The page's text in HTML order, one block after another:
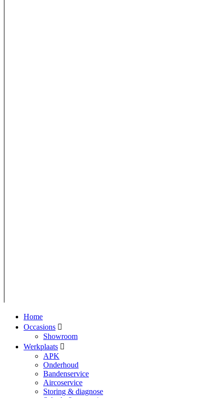
Home
Occasions
Showroom
Werkplaats
APK
Onderhoud
Bandenservice
Aircoservice
Storing & diagnose